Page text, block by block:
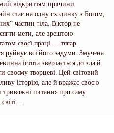
відкриттям причини
стає на одну сходинку з Богом,
частин тіла. Віктор не
мети, але зрештою
своєї праці — тягар
руйнує всі його задуми. Змучена
істота звертається до зла й
своєму творцеві. Цей світовий
історію, але й вражає своєю
питання про саму
світі…